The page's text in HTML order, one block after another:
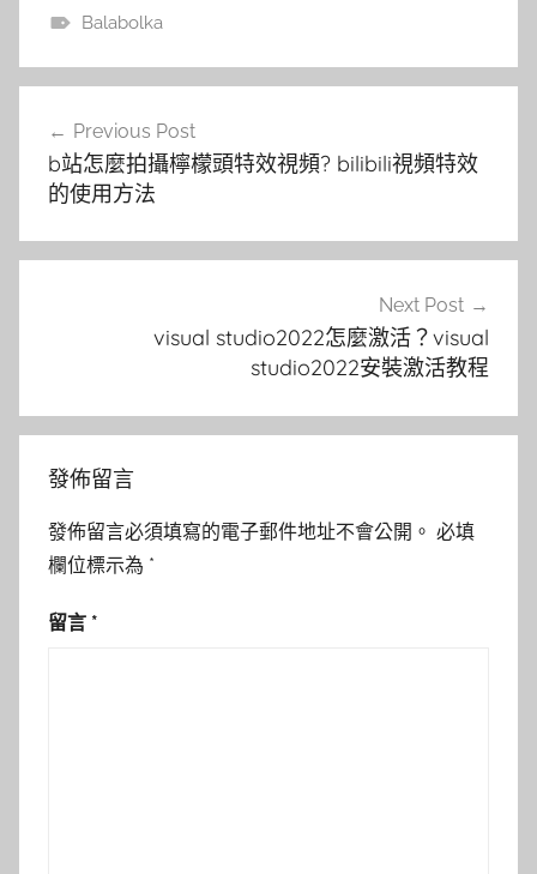
Balabolka
覽
Previous Post
b站怎麼拍攝檸檬頭特效視頻? bilibili視頻特效
的使用方法
Next Post
visual studio2022怎麼激活？visual
studio2022安裝激活教程
發佈留言
發佈留言必須填寫的電子郵件地址不會公開。 必填
欄位標示為 *
留言 *